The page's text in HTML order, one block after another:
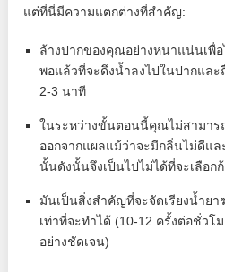
แต่ที่นี่มีความแตกต่างที่สำคัญ:
ล้างปากของคุณอย่างหนาแน่นเพื่อ
พอแล้วที่จะดึงน้ำลงไปในปากและ
2-3 นาที
ในระหว่างขั้นตอนนี้คุณไม่สามาร
ออกจากแผลแม้ว่าจะมีกลิ่นไม่ดีแ
นั้นดังนั้นจึงเป็นไปไม่ได้ที่จะเลือ
มันเป็นสิ่งสำคัญที่จะจัดเรียงน้ำยา
เท่าที่จะทำได้ (10-12 ครั้งต่อชั่วโ
อย่างชัดเจน)